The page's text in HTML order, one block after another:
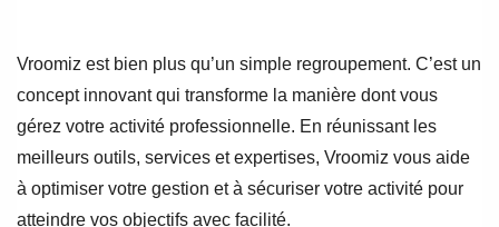
Vroomiz est bien plus qu’un simple regroupement. C’est un
concept innovant qui transforme la manière dont vous
gérez votre activité professionnelle. En réunissant les
meilleurs outils, services et expertises, Vroomiz vous aide
à optimiser votre gestion et à sécuriser votre activité pour
atteindre vos objectifs avec facilité.